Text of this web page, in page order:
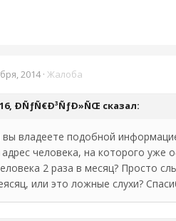
2014· Жалоба
ÐÑƒÑ€Ð³ÑƒÐ»ÑŒ сказал:
вы владеете подобной
человека, на которого
2 раза в месяц? Просто
или это ложные слухи?